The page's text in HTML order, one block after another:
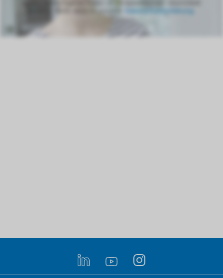
LINKEDINYOUTUBEINSTAGRAM